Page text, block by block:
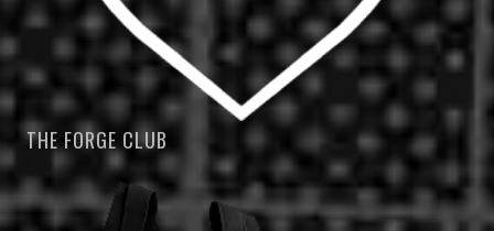
THE FORGE CLUB